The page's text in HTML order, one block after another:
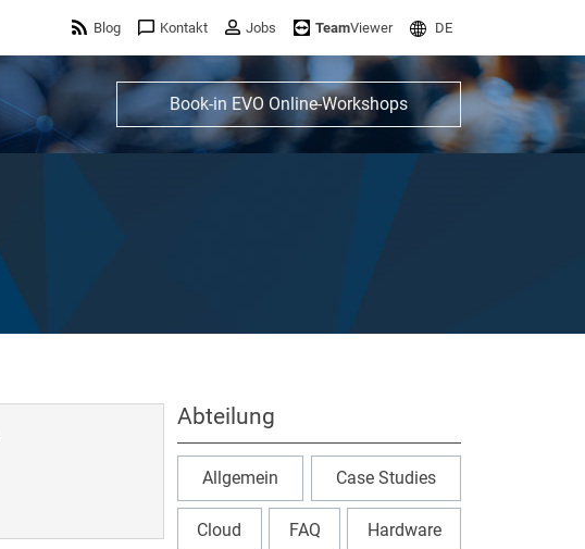
Blog Kontakt Jobs TeamViewer DE
Book-in EVO Online-Workshops
Abteilung
Allgemein Case Studies
Cloud FAQ Hardware